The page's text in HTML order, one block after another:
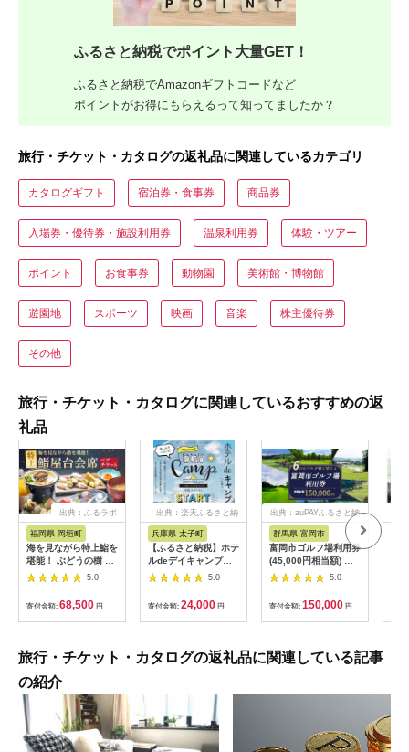
ふるさと納税でポイント大量GET！
ふるさと納税でAmazonギフトコードなど
ポイントがお得にもらえるって知ってましたか？
旅行・チケット・カタログの返礼品に関連しているカテゴリ
カタログギフト 宿泊券・食事券 商品券
入場券・優待券・施設利用券 温泉利用券 体験・ツアー
ポイント お食事券 動物園 美術館・博物館
遊園地 スポーツ 映画 音楽 株主優待券
その他
旅行・チケット・カタログに関連しているおすすめの返
礼品
出典：ふるラボ
福岡県 岡垣町
海を見ながら特上鮨を
堪能！ ぶどうの樹 鮨
屋台ペア お食事券 海
鮮 海 屋台 食事 ペア
福岡県 岡垣町
5.0
寄付金額: 68,500 円
出典：楽天ふるさと納
兵庫県 太子町
【ふるさと納税】ホテ
ルdeデイキャンプ体
験チケット
【1364991】
5.0
寄付金額: 24,000 円
出典：auPAYふるさと納
群馬県 富岡市
富岡市ゴルフ場利用券
(45,000円相当額) ゴ
ルフ チケット 平日 土
日 祝日 プレー券 関東
群馬県 首都圏 F20E-
382
5.0
寄付金額: 150,000 円
旅行・チケット・カタログの返礼品に関連している記事
の紹介